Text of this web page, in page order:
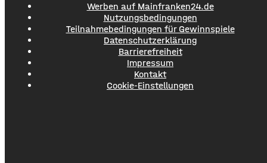
Werben auf Mainfranken24.de
Nutzungsbedingungen
Teilnahmebedingungen für Gewinnspiele
Datenschutzerklärung
Barrierefreiheit
Impressum
Kontakt
Cookie-Einstellungen